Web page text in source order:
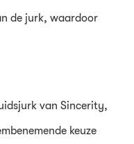
de jurk, waardoor
van Sincerity,
keuze